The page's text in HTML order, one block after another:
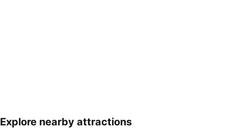
Haritayı genişlet
Explore nearby attractions